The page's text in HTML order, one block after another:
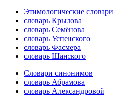
Этимологические словари
словарь Крылова
словарь Семёнова
словарь Успенского
словарь Фасмера
словарь Шанского
Словари синонимов
словарь Абрамова
словарь Александровой